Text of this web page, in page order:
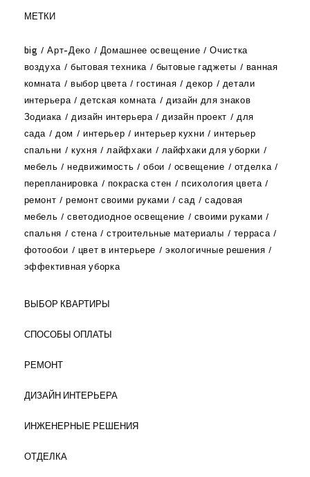
МЕТКИ
big Арт-Деко Домашнее освещение
Очистка
воздуха
бытовая техника бытовые гаджеты
ванная
комната
выбор цвета гостиная декор
детали
интерьера
детская комната
дизайн для знаков
Зодиака
дизайн интерьера дизайн проект
для
сада
дом интерьер интерьер кухни
интерьер
спальни
кухня лайфхаки
лайфхаки для уборки
мебель
недвижимость обои освещение
отделка
перепланировка
покраска стен
психология цвета
ремонт
ремонт своими руками сад
садовая
мебель
светодиодное освещение
своими руками
спальня
стена строительные материалы
терраса
фотообои
цвет в интерьере
экологичные решения
эффективная уборка
ВЫБОР КВАРТИРЫ
СПОСОБЫ ОПЛАТЫ
РЕМОНТ
ДИЗАЙН ИНТЕРЬЕРА
ИНЖЕНЕРНЫЕ РЕШЕНИЯ
ОТДЕЛКА